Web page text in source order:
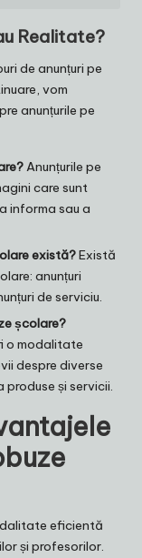
Realitate?
de anunțuri pe
vom
anunțurile pe
Anunțurile pe
care sunt
informa sau a
există?Există
anunțuri
de serviciu.
școlare?
o modalitate
despre diverse
și servicii.
eficientă
și profesorilor.